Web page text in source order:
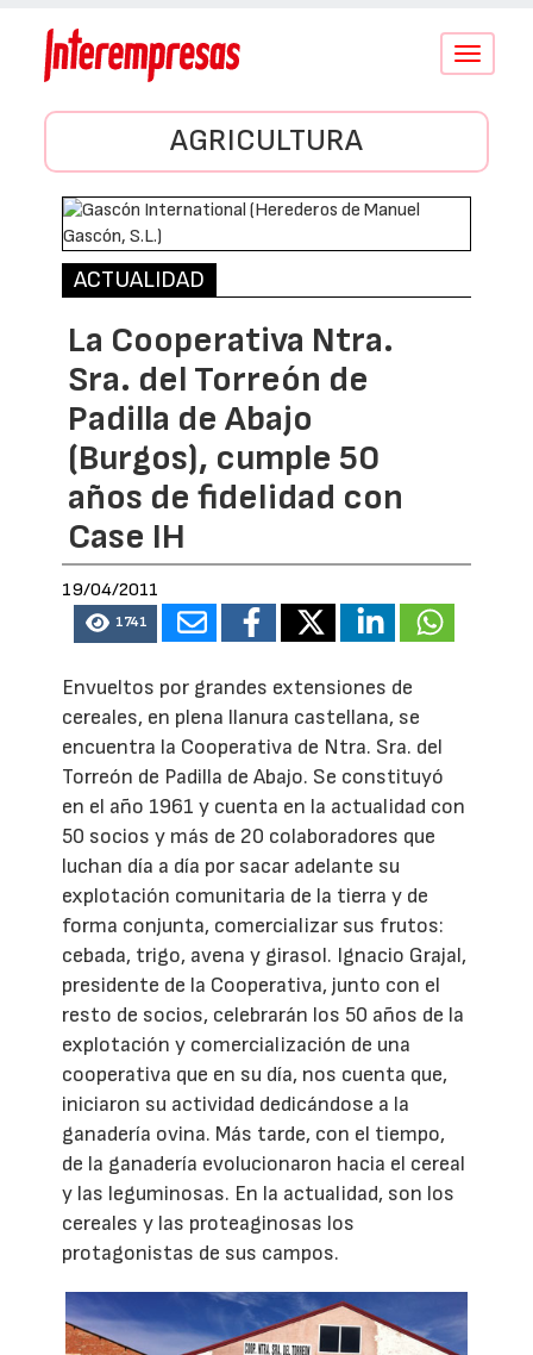
Conmutar
AGRICULTURA
ACTUALIDAD
La Cooperativa Ntra.
Sra. del Torreón de
Padilla de Abajo
(Burgos), cumple 50
años de fidelidad con
Case IH
19/04/2011
1741
Envueltos por grandes extensiones de
cereales, en plena llanura castellana, se
encuentra la Cooperativa de Ntra. Sra. del
Torreón de Padilla de Abajo. Se constituyó
en el año 1961 y cuenta en la actualidad con
50 socios y más de 20 colaboradores que
luchan día a día por sacar adelante su
explotación comunitaria de la tierra y de
forma conjunta, comercializar sus frutos:
cebada, trigo, avena y girasol. Ignacio Grajal,
presidente de la Cooperativa, junto con el
resto de socios, celebrarán los 50 años de la
explotación y comercialización de una
cooperativa que en su día, nos cuenta que,
iniciaron su actividad dedicándose a la
ganadería ovina. Más tarde, con el tiempo,
de la ganadería evolucionaron hacia el cereal
y las leguminosas. En la actualidad, son los
cereales y las proteaginosas los
protagonistas de sus campos.